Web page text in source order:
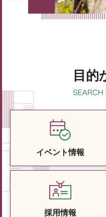
目的
イベント情報
採用情報